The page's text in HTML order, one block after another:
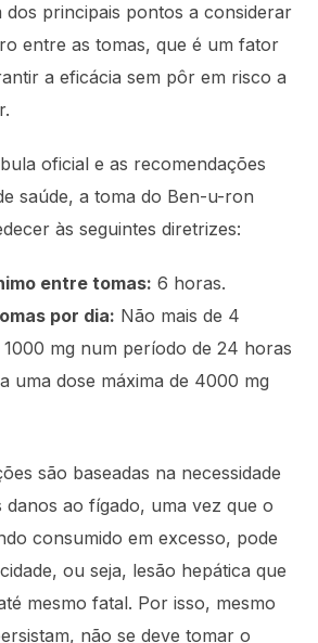
principais pontos a considerar
entre as tomas, que é um fator
a eficácia sem pôr em risco a
oficial e as recomendações
saúde, a toma do Ben-u-ron
às seguintes diretrizes:
entre tomas: 6 horas.
por dia: Não mais de 4
mg num período de 24 horas
uma dose máxima de 4000 mg
são baseadas na necessidade
danos ao fígado, uma vez que o
consumido em excesso, pode
ou seja, lesão hepática que
mesmo fatal. Por isso, mesmo
não se deve tomar o